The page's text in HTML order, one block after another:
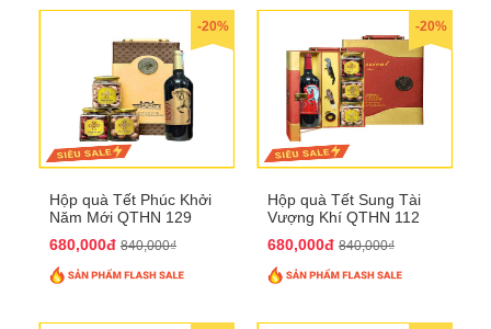
-20%
Hộp quà Tết Phúc Khởi
Năm Mới QTHN 129
680,000đ 840,000₫
-20%
Hộp quà Tết Sung Tài
Vượng Khí QTHN 112
680,000đ 840,000₫